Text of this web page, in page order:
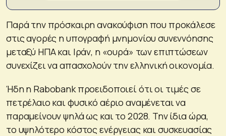
Παρά την πρόσκαιρη ανακούφιση που προκάλεσε
στις αγορές η υπογραφή μνημονίου συνεννόησης
μεταξύ ΗΠΑ και Ιράν, η «ουρά» των επιπτώσεων
συνεχίζει να απασχολούν την ελληνική οικονομία.
Ήδη η Rabobank προειδοποιεί ότι οι τιμές σε
πετρέλαιο και φυσικό αέριο αναμένεται να
παραμείνουν ψηλά ως και το 2028. Την ίδια ώρα,
το υψηλότερο κόστος ενέργειας και συσκευασίας